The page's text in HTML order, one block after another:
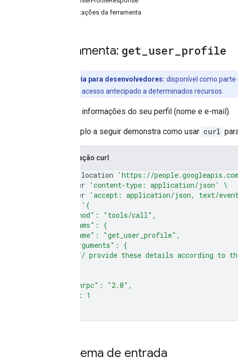
Anotações da ferramenta
Ferramenta: get user profile
Prévia para desenvolvedores: disponível como parte
concede acesso antecipado a determinados recursos.
Receba informações do seu perfil (nome e e-mail).
O exemplo a seguir demonstra como usar curl
Solicitação curl
--location 'https://
--header
'content-type: application/json'
\
--header
'accept: application/json, text/
'{
  "method": "tools/call",
  "params": {
    "name": "get_user_profile",
    "arguments": {
// provide these details according to
  "jsonrpc": "2.0",
  "id": 1
Esquema de entrada